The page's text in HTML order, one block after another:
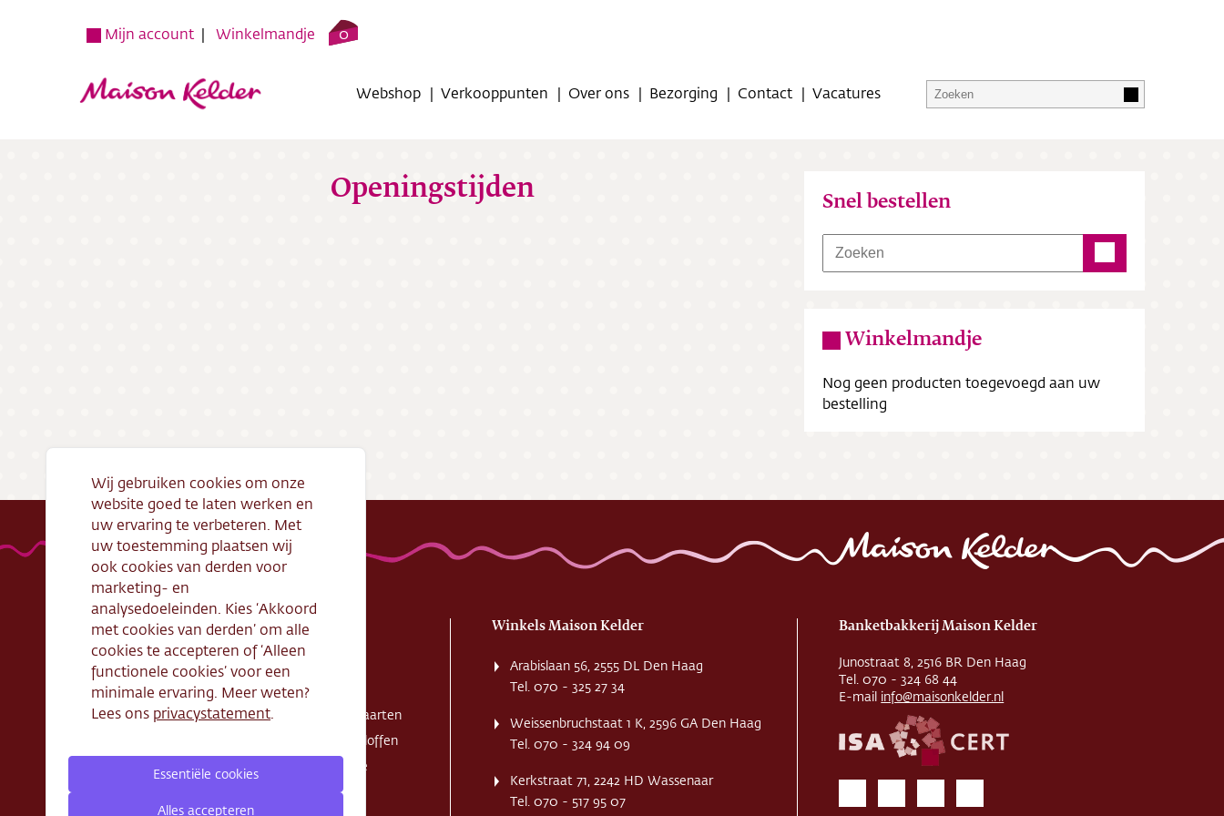
Mijn account Winkelmandje 0
Webshop Verkooppunten Over ons Bezorging Contact Vacatures
Openingstijden Snel bestellen
Winkelmandje
Nog geen producten toegevoegd aan uw
bestelling
Handige links
Openingstijden
Algemene
voorwaarden
ondernemen
Cadeaubon
Zakelijke bestelling
Webshop
Taarten
Exclusieve taarten
Schnitte - Sloffen
Koek - Cake
Winkels Maison Kelder
Arabislaan 56, 2555 DL Den Haag
Tel. 070 - 325 27 34
Weissenbruchstaat 1 K, 2596 GA Den Haag
Tel. 070 - 324 94 09
Kerkstraat 71, 2242 HD Wassenaar
Tel. 070 - 517 95 07
Banketbakkerij Maison Kelder
Junostraat 8, 2516 BR Den Haag
Tel. 070 - 324 68 44
E-mail info@maisonkelder.nl
Wij gebruiken cookies om onze
website goed te laten werken en
uw ervaring te verbeteren. Met
uw toestemming plaatsen wij
ook cookies van derden voor
marketing- en
analysedoeleinden. Kies ‘Akkoord
met cookies van derden’ om alle
cookies te accepteren of ‘Alleen
functionele cookies’ voor een
minimale ervaring. Meer weten?
Lees ons privacystatement.
Essentiële cookies
Alles accepteren